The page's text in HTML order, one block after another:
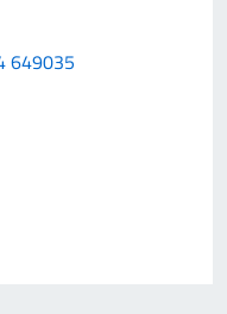
649035